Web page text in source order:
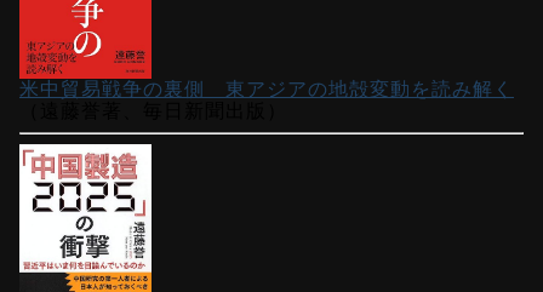
米中貿易戦争の裏側 東アジアの地殻変動を読み解く